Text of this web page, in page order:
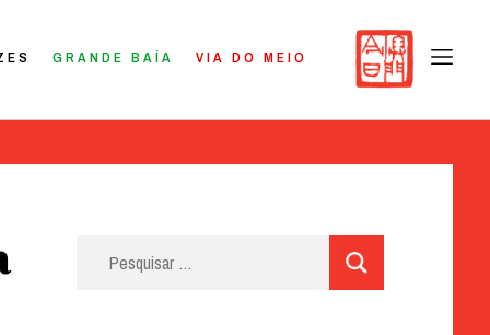
GRANDE BAÍA VIA DO MEIO